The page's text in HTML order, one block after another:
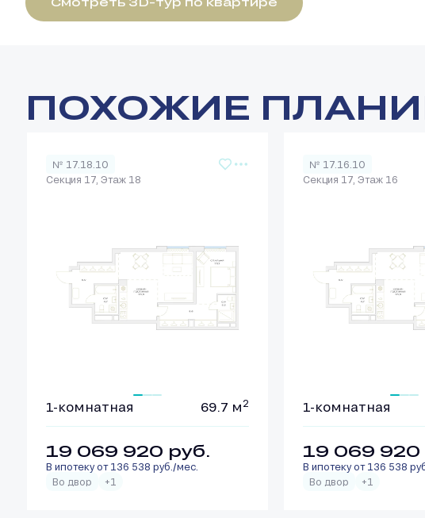
ПОХОЖИЕ
№ 17.18.10
Секция 17, Этаж 18
1-комнатная 69.7 м 2
19 069 920 руб.
В ипотеку от 136 538 руб./мес.
Во двор
+1
№ 17.16.10
Секция 17, Этаж 16
1-комнатная
19 069 920
В ипотеку от 136 538
Во двор
+1